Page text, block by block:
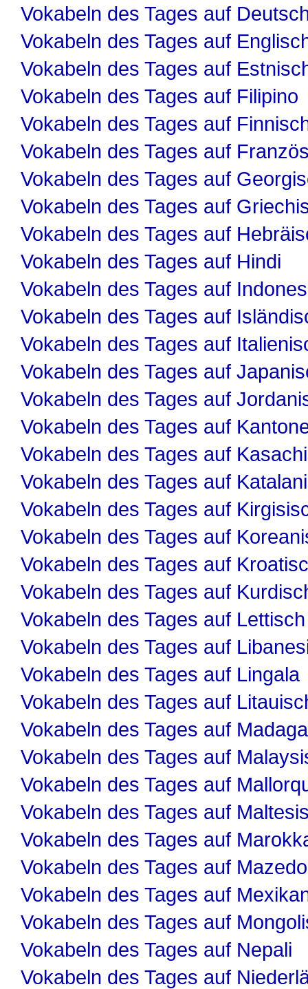
Vokabeln des Tages auf
Vokabeln des Tages auf
Vokabeln des Tages auf
Vokabeln des Tages auf Filipino
Vokabeln des Tages auf
Vokabeln des Tages auf
Vokabeln des Tages auf
Vokabeln des Tages auf
Vokabeln des Tages auf
Vokabeln des Tages auf Hindi
Vokabeln des Tages auf
Vokabeln des Tages auf
Vokabeln des Tages auf
Vokabeln des Tages auf
Vokabeln des Tages auf
Vokabeln des Tages auf
Vokabeln des Tages auf
Vokabeln des Tages auf
Vokabeln des Tages auf
Vokabeln des Tages auf
Vokabeln des Tages auf
Vokabeln des Tages auf
Vokabeln des Tages auf Lettisch
Vokabeln des Tages auf
Vokabeln des Tages auf Lingala
Vokabeln des Tages auf
Vokabeln des Tages auf
Vokabeln des Tages auf
Vokabeln des Tages auf
Vokabeln des Tages auf
Vokabeln des Tages auf
Vokabeln des Tages auf
Vokabeln des Tages auf
Vokabeln des Tages auf
Vokabeln des Tages auf Nepali
Vokabeln des Tages auf